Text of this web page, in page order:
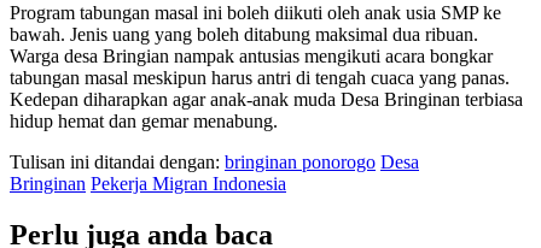
Program tabungan masal ini boleh diikuti oleh anak usia SMP ke
bawah. Jenis uang yang boleh ditabung maksimal dua ribuan.
Warga desa Bringian nampak antusias mengikuti acara bongkar
tabungan masal meskipun harus antri di tengah cuaca yang panas.
Kedepan diharapkan agar anak-anak muda Desa Bringinan terbiasa
hidup hemat dan gemar menabung.
Tulisan ini ditandai dengan: bringinan ponorogo Desa
Bringinan Pekerja Migran Indonesia
Perlu juga anda baca